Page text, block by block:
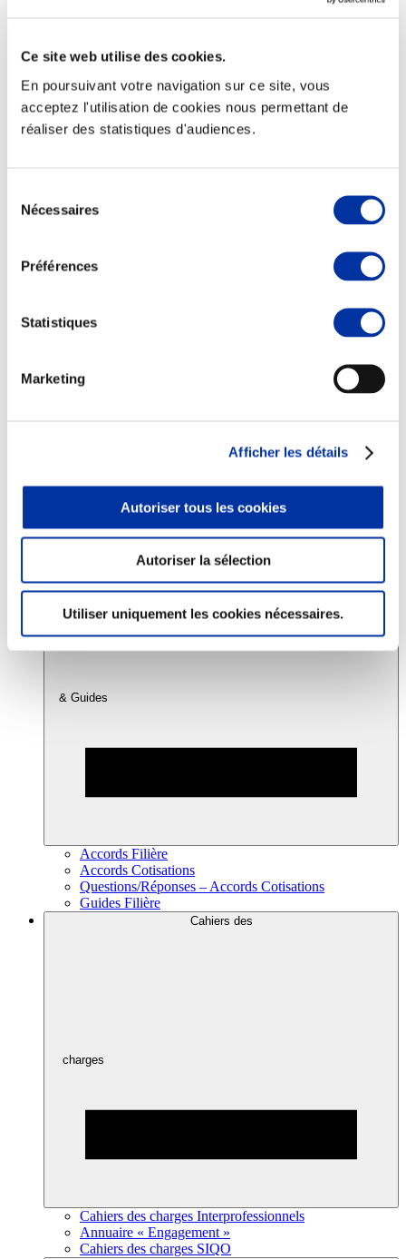
Ce site web utilise des cookies.
En poursuivant votre navigation sur ce site, vous
acceptez l'utilisation de cookies nous permettant de
réaliser des statistiques d'audiences.
Nécessaires
Préférences
Statistiques
Marketing
Afficher les détails
Autoriser tous les cookies
Autoriser la sélection
Utiliser uniquement les cookies nécessaires.
Transport – mise en marché
Abattoir
Viandes et santé
Juste rémunération et attractivité des métiers
Sources d’information
Accords
& Guides
Accords Filière
Accords Cotisations
Questions/Réponses – Accords Cotisations
Guides Filière
Cahiers des
charges
Cahiers des charges Interprofessionnels
Annuaire « Engagement »
Cahiers des charges SIQO